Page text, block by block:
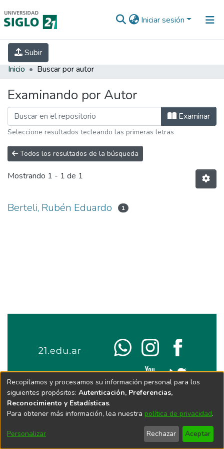
Iniciar sesión
Subir
INICIO EBOOK21
INVESTIGACIÓN
Inicio Buscar por autor
Examinando por Autor
Examinar
Seleccione resultados tecleando las primeras letras
Todos los resultados de la búsqueda
Mostrando 1 - 1 de 1
Berteli, Rubén Eduardo 1
Recopilamos y procesamos su información personal para los
siguientes propósitos: Autenticación, Preferencias,
Reconocimiento y Estadísticas.
Para obtener más información, lea nuestra política de privacidad.
Personalizar Rechazar Aceptar